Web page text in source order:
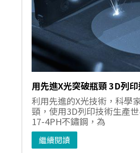
用先進X光突破瓶頸 3D列
利用先進的X光技術，科學
頸，使用3D列印技術生產
17-4PH不鏽鋼，為
繼續閱讀